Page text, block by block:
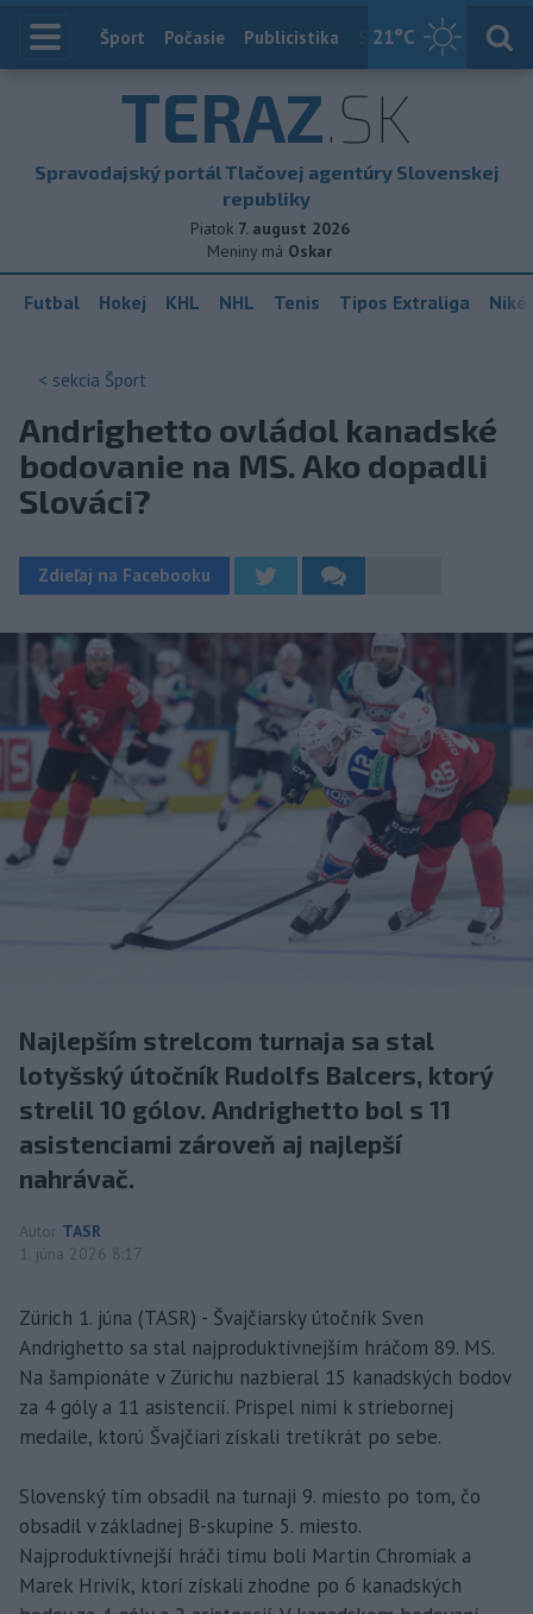
21°C
Index
Šport Počasie Publicistika Slovensko
TERAZ.SK
Spravodajský portál Tlačovej agentúry Slovenskej
republiky
Piatok 7. august 2026
Meniny má Oskar
Futbal Hokej KHL NHL Tenis Tipos Extraliga
< sekcia Šport
Andrighetto ovládol kanadské
bodovanie na MS. Ako dopadli
Slováci?
Zdieľaj na Facebooku
Najlepším strelcom turnaja sa stal
lotyšský útočník Rudolfs Balcers, ktorý
strelil 10 gólov. Andrighetto bol s 11
asistenciami zároveň aj najlepší
nahrávač.
Autor TASR
1. júna 2026 8:17
Zürich 1. júna (TASR) - Švajčiarsky útočník Sven
Andrighetto sa stal najproduktívnejším hráčom 89. MS.
Na šampionáte v Zürichu nazbieral 15 kanadských bodov
za 4 góly a 11 asistencií. Prispel nimi k striebornej
medaile, ktorú Švajčiari získali tretíkrát po sebe.
Slovenský tím obsadil na turnaji 9. miesto po tom, čo
obsadil v základnej B-skupine 5. miesto.
Najproduktívnejší hráči tímu boli Martin Chromiak a
Marek Hrivík, ktorí získali zhodne po 6 kanadských